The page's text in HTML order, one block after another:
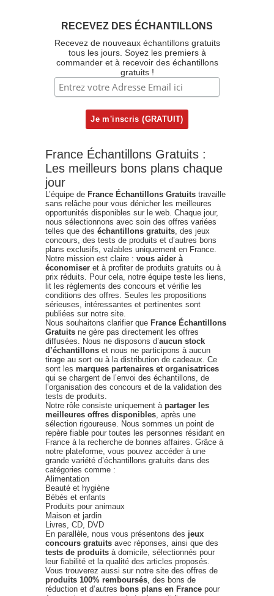
RECEVEZ DES ÉCHANTILLONS
Recevez de nouveaux échantillons gratuits
tous les jours. Soyez les premiers à
commander et à recevoir des échantillons
gratuits !
France Échantillons Gratuits :
Les meilleurs bons plans chaque
jour
L’équipe de France Échantillons Gratuits travaille
sans relâche pour vous dénicher les meilleures
opportunités disponibles sur le web. Chaque jour,
nous sélectionnons avec soin des offres variées
telles que des échantillons gratuits , des jeux
concours, des tests de produits et d’autres bons
plans exclusifs, valables uniquement en France.
Notre mission est claire : vous aider à
économiser et à profiter de produits gratuits ou à
prix réduits. Pour cela, notre équipe teste les liens,
lit les règlements des concours et vérifie les
conditions des offres. Seules les propositions
sérieuses, intéressantes et pertinentes sont
publiées sur notre site.
Nous souhaitons clarifier que France Échantillons
Gratuits ne gère pas directement les offres
diffusées. Nous ne disposons d’aucun stock
d’échantillons et nous ne participons à aucun
tirage au sort ou à la distribution de cadeaux. Ce
sont les marques partenaires et organisatrices
qui se chargent de l’envoi des échantillons, de
l’organisation des concours et de la validation des
tests de produits.
Notre rôle consiste uniquement à partager les
meilleures offres disponibles , après une
sélection rigoureuse. Nous sommes un point de
repère fiable pour toutes les personnes résidant en
France à la recherche de bonnes affaires. Grâce à
notre plateforme, vous pouvez accéder à une
grande variété d’échantillons gratuits dans des
catégories comme :
Alimentation
Beauté et hygiène
Bébés et enfants
Produits pour animaux
Maison et jardin
Livres, CD, DVD
En parallèle, nous vous présentons des jeux
concours gratuits avec réponses, ainsi que des
tests de produits à domicile, sélectionnés pour
leur fiabilité et la qualité des articles proposés.
Vous trouverez aussi sur notre site des offres de
produits 100% remboursés , des bons de
réduction et d’autres bons plans en France pour